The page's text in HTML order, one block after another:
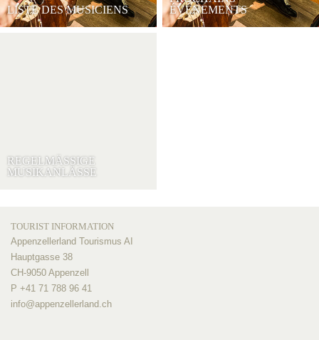
LISTE DES MUSICIENS
ÉVÉNEMENTS
REGELMÄSSIGE
MUSIKANLÄSSE
TOURIST INFORMATION
Appenzellerland Tourismus AI
Hauptgasse 38
CH-9050 Appenzell
P +41 71 788 96 41
info@appenzellerland.ch